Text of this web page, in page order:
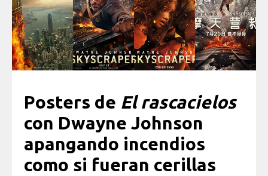
Posters de El rascacielos
con Dwayne Johnson
apangando incendios
como si fueran cerillas